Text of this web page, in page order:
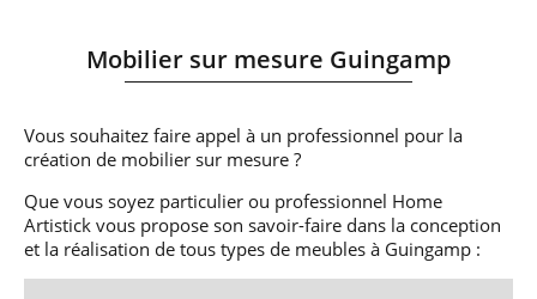
Mobilier sur mesure Guingamp
Vous souhaitez faire appel à un professionnel pour la
création de mobilier sur mesure ?
Que vous soyez particulier ou professionnel Home
Artistick vous propose son savoir-faire dans la conception
et la réalisation de tous types de meubles à Guingamp :